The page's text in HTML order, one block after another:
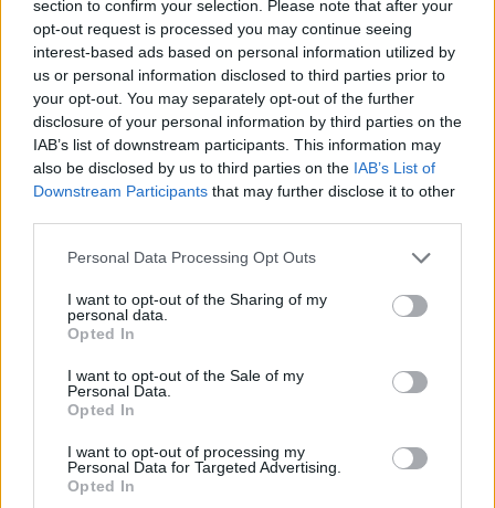
section to confirm your selection. Please note that after your
opt-out request is processed you may continue seeing
interest-based ads based on personal information utilized by
us or personal information disclosed to third parties prior to
your opt-out. You may separately opt-out of the further
disclosure of your personal information by third parties on the
IAB’s list of downstream participants. This information may
also be disclosed by us to third parties on the IAB’s List of
Downstream Participants that may further disclose it to other
Personal Data Processing Opt Outs
I want to opt-out of the Sharing of my
personal data.
Opted In
I want to opt-out of the Sale of my
Personal Data.
Opted In
I want to opt-out of processing my
Personal Data for Targeted Advertising.
Opted In
7 Αυγούστου 2026 11:50
ΚΡΗΤΗ
Κρήτη: Εξιχνιάστηκαν οι εμπρησμοί –
Ταυτοποιήθηκαν δύο άνδρες
ΕΚΔΡΟΜΈΣ - ΤΑΞΊΔΙΑ
Οι πτήσεις Κρήτη – Αθήνα αυτές με τις
περισσότερες αναταράξεις στην
7 Αυγούστου 2026 11:43
Δημοφιλή αυτή την εβδομάδα